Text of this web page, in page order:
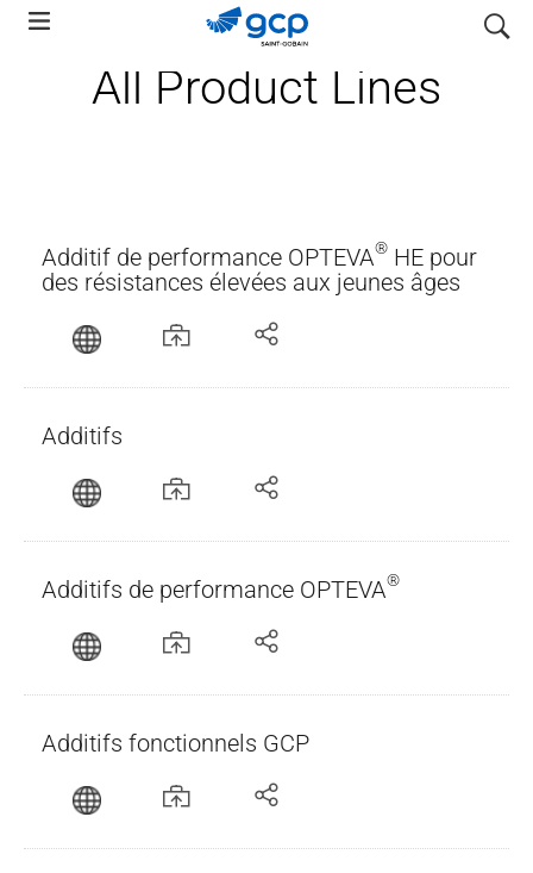
Skip
navigation
search
Additif de performance OPTEVA® HE pour
des résistances élevées aux jeunes âges
Additifs
Additifs de performance OPTEVA®
Additifs fonctionnels GCP